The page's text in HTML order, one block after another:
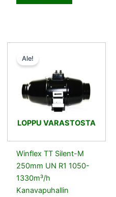
LOPPU VARASTOSTA
Ale!
Winflex TT Silent-M
250mm UN R1 1050-
1330m³/h
Kanavapuhallin
465,00 €.